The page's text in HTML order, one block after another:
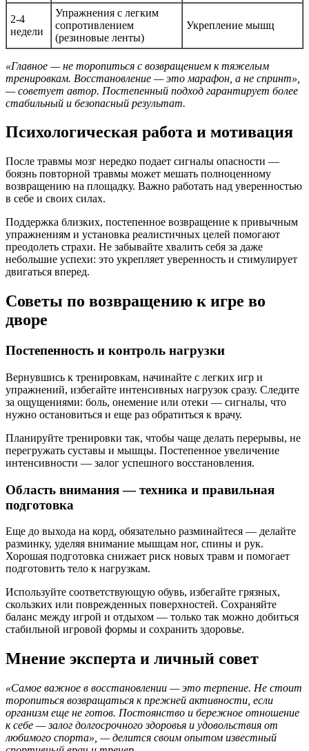
2-4
недели
Упражнения с легким
сопротивлением
(резиновые ленты)
Укрепление мышц
«Главное — не торопиться с возвращением к тяжелым
тренировкам. Восстановление — это марафон, а не спринт»,
— советует автор. Постепенный подход гарантирует более
стабильный и безопасный результат.
Психологическая работа и мотивация
После травмы мозг нередко подает сигналы опасности —
боязнь повторной травмы может мешать полноценному
возвращению на площадку. Важно работать над уверенностью
в себе и своих силах.
Поддержка близких, постепенное возвращение к привычным
упражнениям и установка реалистичных целей помогают
преодолеть страхи. Не забывайте хвалить себя за даже
небольшие успехи: это укрепляет уверенность и стимулирует
двигаться вперед.
Советы по возвращению к игре во
дворе
Постепенность и контроль нагрузки
Вернувшись к тренировкам, начинайте с легких игр и
упражнений, избегайте интенсивных нагрузок сразу. Следите
за ощущениями: боль, онемение или отеки — сигналы, что
нужно остановиться и еще раз обратиться к врачу.
Планируйте тренировки так, чтобы чаще делать перерывы, не
перегружать суставы и мышцы. Постепенное увеличение
интенсивности — залог успешного восстановления.
Область внимания — техника и правильная
подготовка
Еще до выхода на корд, обязательно разминайтеся — делайте
разминку, уделяя внимание мышцам ног, спины и рук.
Хорошая подготовка снижает риск новых травм и помогает
подготовить тело к нагрузкам.
Используйте соответствующую обувь, избегайте грязных,
скользких или поврежденных поверхностей. Сохраняйте
баланс между игрой и отдыхом — только так можно добиться
стабильной игровой формы и сохранить здоровье.
Мнение эксперта и личный совет
«Самое важное в восстановлении — это терпение. Не стоит
торопиться возвращаться к прежней активности, если
организм еще не готов. Постоянство и бережное отношение
к себе — залог долгосрочного здоровья и удовольствия от
любимого спорта», — делится своим опытом известный